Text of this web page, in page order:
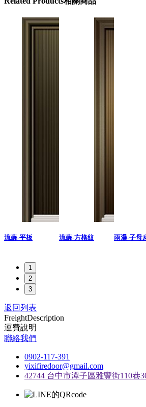
流蘇-平板 流蘇-方格紋 雨瀑-子母
1
2
3
返回列表
FreightDescription
運費說明
聯絡我們
0902-117-391
yixifiredoor@gmail.com
42744 台中市潭子區雅豐街110巷